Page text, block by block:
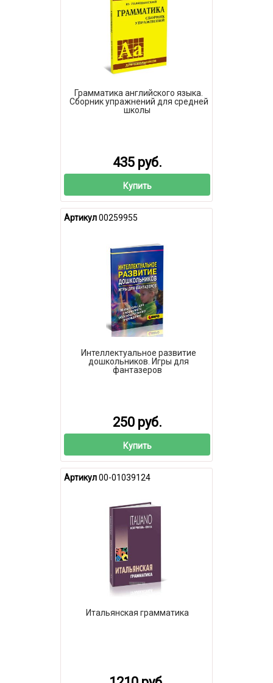
Грамматика английского языка.
Сборник упражнений для средней
школы
435 руб.
Купить
Артикул00259955
Интеллектуальное развитие
дошкольников. Игры для
фантазеров
250 руб.
Купить
Артикул00-01039124
Итальянская грамматика